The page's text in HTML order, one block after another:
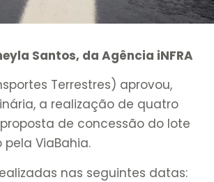
Santos, da Agência iNFRA
Terrestres) aprovou,
a realização de quatro
de concessão do lote
pela ViaBahia.
nas seguintes datas: